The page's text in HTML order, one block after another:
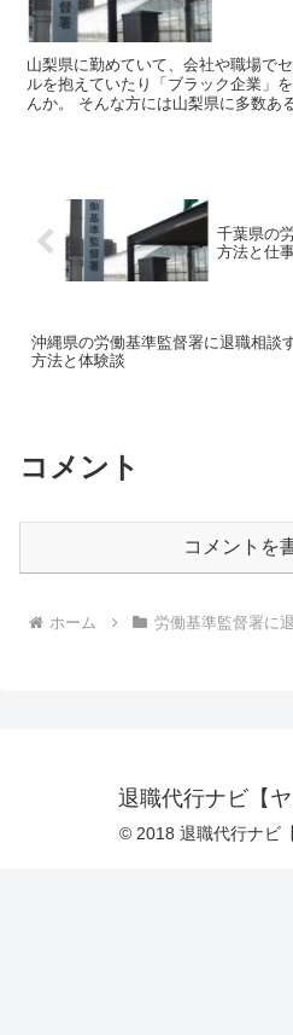
山梨県に勤めていて、会社や職場で
ルを抱えていたり「ブラック企業」
んか。 そんな方には山梨県に多数あ
千葉県の
方法と仕
沖縄県の労働基準監督署に退職相談
方法と体験談
コメント
コメントを
ホーム 労働基準監督署に
退職代行ナビ【ヤ
© 2018 退職代行ナビ